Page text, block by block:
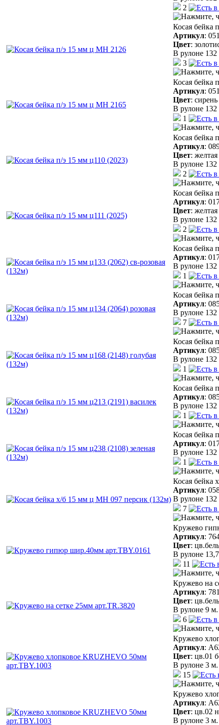
2
Косая бейка
Артикул:
Цвет:
В рулоне
3
Косая бейка
Артикул:
Цвет: сирень
В рулоне
1
Косая бейка
Артикул:
Цвет: желтая
В рулоне
2
Косая бейка
Артикул:
Цвет: желтая
В рулоне
2
Косая бейка
Артикул:
В рулоне
1
Косая бейка
Артикул:
В рулоне
7
Косая бейка
Артикул:
В рулоне
1
Косая бейка
Артикул:
В рулоне
1
Косая бейка
Артикул:
В рулоне
1
Косая бейка
Артикул:
В рулоне
7
Кружево
Артикул:
Цвет:
В рулоне
11
Кружево на
Артикул:
Цвет:
В рулоне 9 м.
6
Кружево
Артикул:
Цвет: цв.01
В рулоне 3 м.
15
Кружево
Артикул:
Цвет: цв.02
В рулоне 3 м.